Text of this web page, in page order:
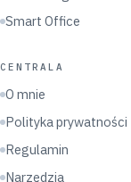
Smart Office
CENTRALA
O mnie
Polityka prywatności
Regulamin
Narzędzia